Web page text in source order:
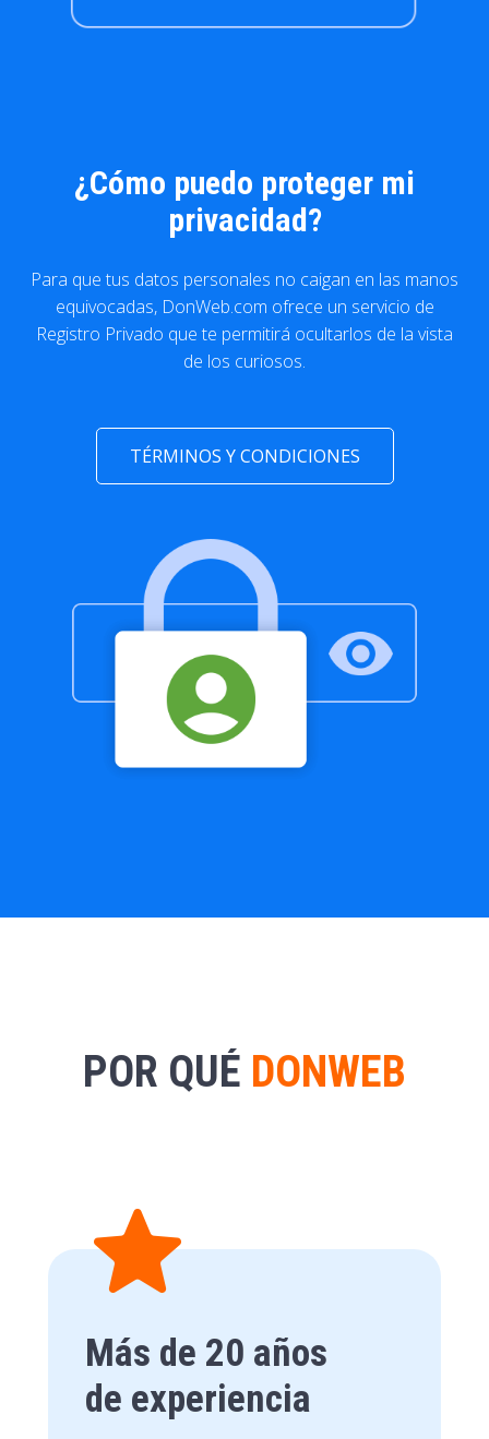
¿Cómo puedo proteger mi
privacidad?
Para que tus datos personales no caigan en las manos
equivocadas, DonWeb.com ofrece un servicio de
Registro Privado que te permitirá ocultarlos de la vista
de los curiosos.
TÉRMINOS Y CONDICIONES
POR QUÉ DONWEB
Más de 20 años
de experiencia